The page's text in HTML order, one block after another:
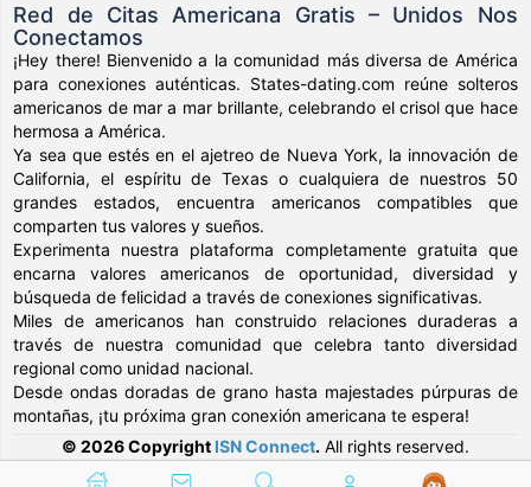
Red de Citas Americana Gratis – Unidos Nos
Conectamos
¡Hey there! Bienvenido a la comunidad más diversa de América
para conexiones auténticas. States-dating.com reúne solteros
americanos de mar a mar brillante, celebrando el crisol que hace
hermosa a América.
Ya sea que estés en el ajetreo de Nueva York, la innovación de
California, el espíritu de Texas o cualquiera de nuestros 50
grandes estados, encuentra americanos compatibles que
comparten tus valores y sueños.
Experimenta nuestra plataforma completamente gratuita que
encarna valores americanos de oportunidad, diversidad y
búsqueda de felicidad a través de conexiones significativas.
Miles de americanos han construido relaciones duraderas a
través de nuestra comunidad que celebra tanto diversidad
regional como unidad nacional.
Desde ondas doradas de grano hasta majestades púrpuras de
montañas, ¡tu próxima gran conexión americana te espera!
© 2026 Copyright ISN Connect. All rights reserved.